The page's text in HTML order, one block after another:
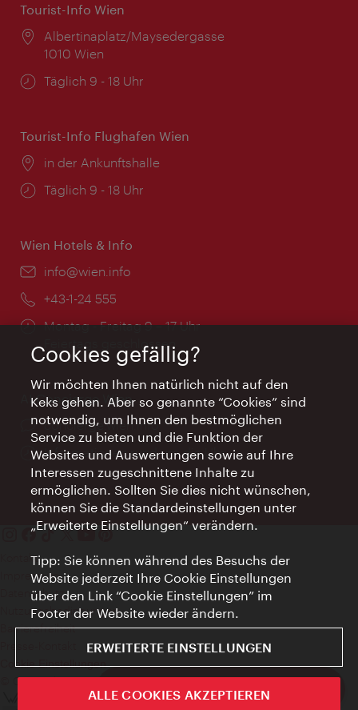
ivie - Die offizielle City Guide App
Tourist-Info Wien
Ort:
Albertinaplatz/Maysedergasse
1010 Wien
Öffnungszeiten:
Täglich 9 - 18 Uhr
Tourist-Info Flughafen Wien
Ort:
in der Ankunftshalle
Öffnungszeiten:
Täglich 9 - 18 Uhr
Wien Hotels & Info
Email:
info@wien.info
Telefon:
+43-1-24 555
Öffnungszeiten:
Montag - Freitag 9 – 17 Uhr
Feiertags geschlossen
AI Concierge Wien
Ort:
concierge.wien.info
Öffnungszeiten:
Informationen rund um die Uhr
Kontakt
Impressum
Datenschutz
Nutzungsbedingungen
Barrierefreiheit
Cookie Einstellungen
© Copyright WienTourismus
Cookies gefällig?
Wir möchten Ihnen natürlich nicht auf den
Keks gehen. Aber so genannte “Cookies” sind
notwendig, um Ihnen den bestmöglichen
Service zu bieten und die Funktion der
Websites und Auswertungen sowie auf Ihre
Interessen zugeschnittene Inhalte zu
ermöglichen. Sollten Sie dies nicht wünschen,
können Sie die Standardeinstellungen unter
„Erweiterte Einstellungen“ verändern.
Tipp: Sie können während des Besuchs der
Website jederzeit Ihre Cookie Einstellungen
über den Link “Cookie Einstellungen” im
Footer der Website wieder ändern.
ERWEITERTE EINSTELLUNGEN
ALLE COOKIES AKZEPTIEREN